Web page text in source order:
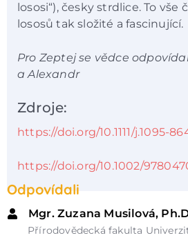
lososi“), česky strdlice. To
lososů tak složité a fascinující.
Pro Zeptej se vědce
a Alexandr
Zdroje:
https://doi.org/10.1111/j.1095-
https://doi.org/10.1002/
Odpovídali
Mgr. Zuzana Musilová,
Přírodovědecká fakulta